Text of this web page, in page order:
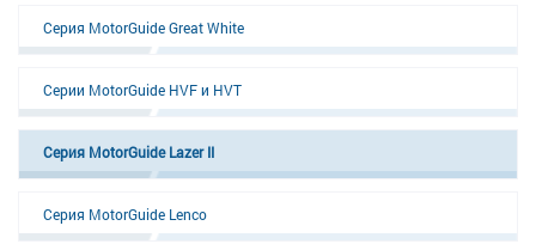
Серия MotorGuide Great White
Серии MotorGuide HVF и HVT
Серия MotorGuide Lazer II
Серия MotorGuide Lenco